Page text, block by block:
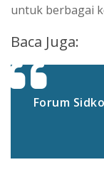
untuk berbagai
Baca Juga:
Forum